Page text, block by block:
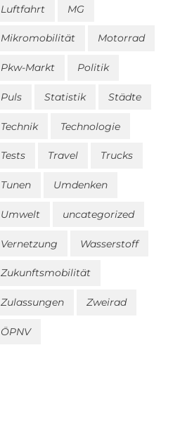
Luftfahrt MG
Mikromobilität Motorrad
Pkw-Markt Politik
Puls Statistik Städte
Technik Technologie
Tests Travel Trucks
Tunen Umdenken
Umwelt uncategorized
Vernetzung Wasserstoff
Zukunftsmobilität
Zulassungen Zweirad
ÖPNV